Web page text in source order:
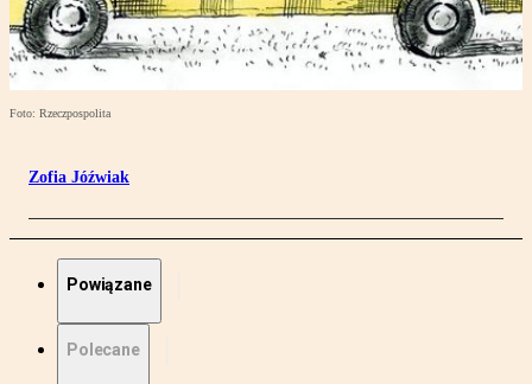
Foto: Rzeczpospolita
Zofia Jóźwiak
Powiązane
Polecane